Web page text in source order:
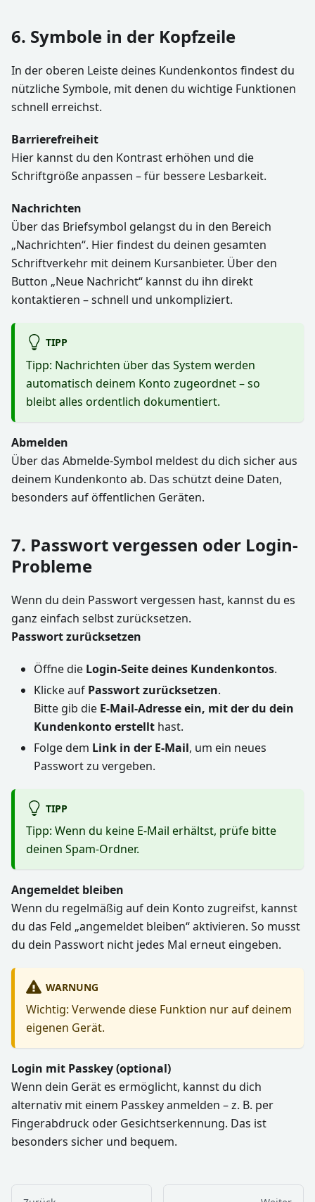
6. Symbole in der Kopfzeile
In der oberen Leiste deines Kundenkontos findest du
nützliche Symbole, mit denen du wichtige Funktionen
schnell erreichst.
Barrierefreiheit
Hier kannst du den Kontrast erhöhen und die
Schriftgröße anpassen – für bessere Lesbarkeit.
Nachrichten
Über das Briefsymbol gelangst du in den Bereich
„Nachrichten“. Hier findest du deinen gesamten
Schriftverkehr mit deinem Kursanbieter. Über den
Button „Neue Nachricht“ kannst du ihn direkt
kontaktieren – schnell und unkompliziert.
TIPP
Tipp: Nachrichten über das System werden
automatisch deinem Konto zugeordnet – so
bleibt alles ordentlich dokumentiert.
Abmelden
Über das Abmelde-Symbol meldest du dich sicher aus
deinem Kundenkonto ab. Das schützt deine Daten,
besonders auf öffentlichen Geräten.
7. Passwort vergessen oder Login-
Probleme
Wenn du dein Passwort vergessen hast, kannst du es
ganz einfach selbst zurücksetzen.
Passwort zurücksetzen
Öffne die Login-Seite deines Kundenkontos.
Klicke auf Passwort zurücksetzen.
Bitte gib die E-Mail-Adresse ein, mit der du dein
Kundenkonto erstellt hast.
Folge dem Link in der E-Mail, um ein neues
Passwort zu vergeben.
TIPP
Tipp: Wenn du keine E-Mail erhältst, prüfe bitte
deinen Spam-Ordner.
Angemeldet bleiben
Wenn du regelmäßig auf dein Konto zugreifst, kannst
du das Feld „angemeldet bleiben“ aktivieren. So musst
du dein Passwort nicht jedes Mal erneut eingeben.
WARNUNG
Wichtig: Verwende diese Funktion nur auf deinem
eigenen Gerät.
Login mit Passkey (optional)
Wenn dein Gerät es ermöglicht, kannst du dich
alternativ mit einem Passkey anmelden – z. B. per
Fingerabdruck oder Gesichtserkennung. Das ist
besonders sicher und bequem.